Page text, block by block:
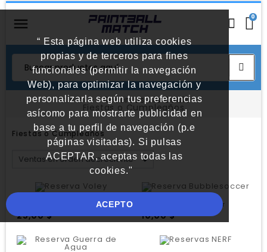
“ Esta página web utiliza cookies
propias y de terceros para fines
funcionales (permitir la navegación
Web), para optimizar la navegación y
personalizarla según tus preferencias
asícomo para mostrarte publicidad en
base a tu perfil de navegación (p.e
páginas visitadas). Si pulsas
ACEPTAR, aceptas todas las
cookies."
ACEPTO
0
Inicio Reservas Via Daule
Fiestas o Cumpleaños
Fiestas o Cumpleaños
Precio
25,00 $
Reserva Bubblesoccer
Precio
10,00 $